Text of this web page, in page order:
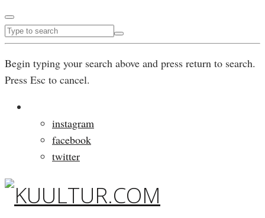
Begin typing your search above and press return to search.
Press Esc to cancel.
instagram
facebook
twitter